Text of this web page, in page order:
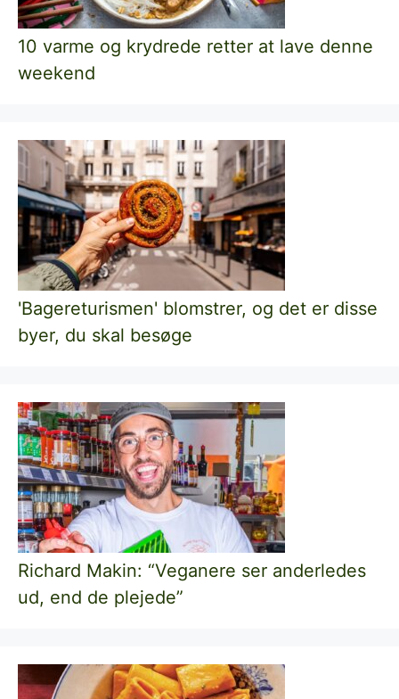
10 varme og krydrede retter at lave denne
weekend
'Bagereturismen' blomstrer, og det er disse
byer, du skal besøge
Richard Makin: “Veganere ser anderledes
ud, end de plejede”